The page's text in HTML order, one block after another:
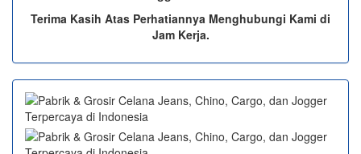
Terima Kasih Atas Perhatiannya Menghubungi Kami di
Jam Kerja.